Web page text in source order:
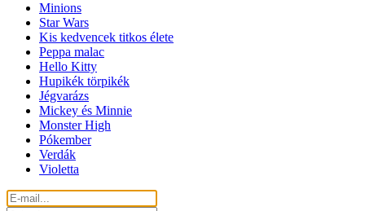
Minions
Star Wars
Kis kedvencek titkos élete
Peppa malac
Hello Kitty
Hupikék törpikék
Jégvarázs
Mickey és Minnie
Monster High
Pókember
Verdák
Violetta